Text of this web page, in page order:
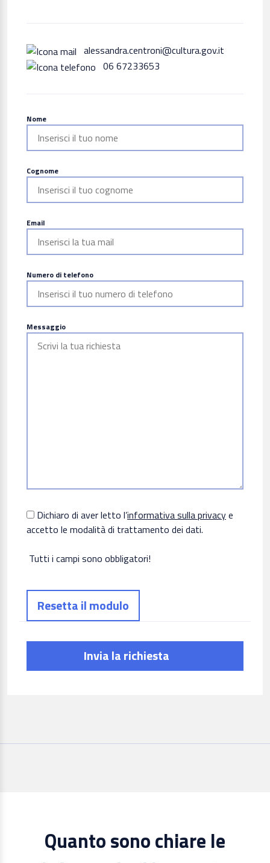
alessandra.centroni@cultura.gov.it
06 67233653
Nome
Cognome
Email
Numero di telefono
Messaggio
Dichiaro di aver letto l’informativa sulla privacye
accetto le modalità di trattamento dei dati.
Tutti i campi sono obbligatori!
Invia la richiesta
Quanto sono chiare le